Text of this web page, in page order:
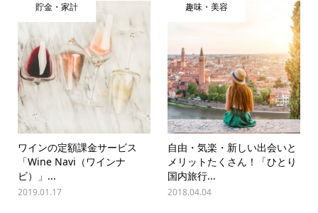
貯金・家計
ワインの定額課金サービス
「Wine Navi（ワインナ
ビ）」...
2019.01.17
趣味・美容
自由・気楽・新しい出会いと
メリットたくさん！「ひとり
国内旅行...
2018.04.04